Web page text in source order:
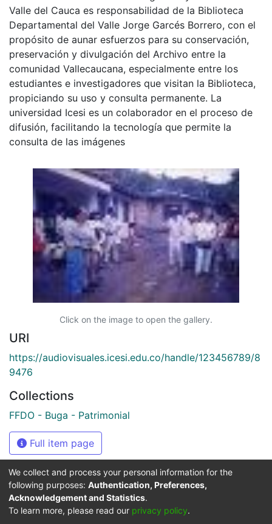
Valle del Cauca es responsabilidad de la Biblioteca
Departamental del Valle Jorge Garcés Borrero, con el
propósito de aunar esfuerzos para su conservación,
preservación y divulgación del Archivo entre la
comunidad Vallecaucana, especialmente entre los
estudiantes e investigadores que visitan la Biblioteca,
propiciando su uso y consulta permanente. La
universidad Icesi es un colaborador en el proceso de
difusión, facilitando la tecnología que permite la
consulta de las imágenes
Click on the image to open the gallery.
URI
https://audiovisuales.icesi.edu.co/handle/123456789/8
9476
Collections
FFDO - Buga - Patrimonial
Full item page
We collect and process your personal information for the
following purposes: Authentication, Preferences,
Acknowledgement and Statistics.
To learn more, please read our privacy policy.